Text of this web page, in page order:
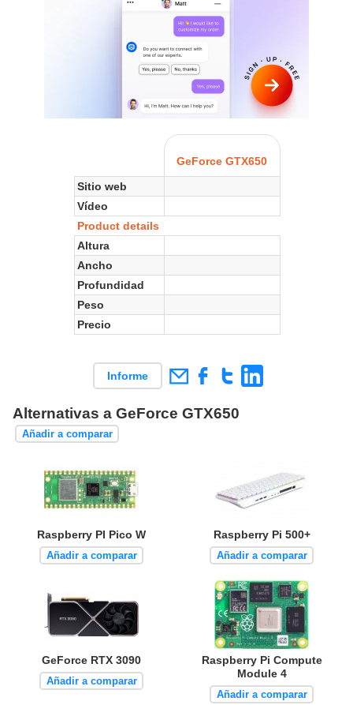
GeForce GTX650
Sitio web
Vídeo
Product details
Altura
Ancho
Profundidad
Peso
Precio
Informe
Alternativas a GeForce GTX650
Añadir a comparar
Raspberry PI Pico W
Añadir a comparar
Raspberry Pi 500+
Añadir a comparar
GeForce RTX 3090
Añadir a comparar
Raspberry Pi Compute
Module 4
Añadir a comparar